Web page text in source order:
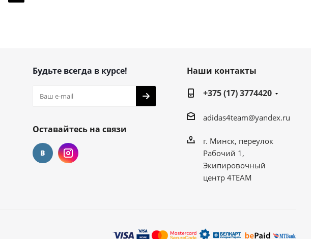
Будьте всегда в курсе!
Оставайтесь на связи
Наши контакты
+375 (17) 3774420
adidas4team@yandex.ru
г. Минск, переулок
Рабочий 1,
Экипировочный
центр 4TEAM